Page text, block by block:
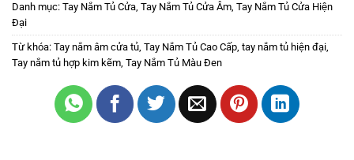
Danh mục: Tay Nắm Tủ Cửa, Tay Nắm Tủ Cửa Âm, Tay Nắm Tủ Cửa Hiện
Đại
Từ khóa: Tay nắm âm cửa tủ, Tay Nắm Tủ Cao Cấp, tay nắm tủ hiện đại,
Tay nắm tủ hợp kim kẽm, Tay Nắm Tủ Màu Đen